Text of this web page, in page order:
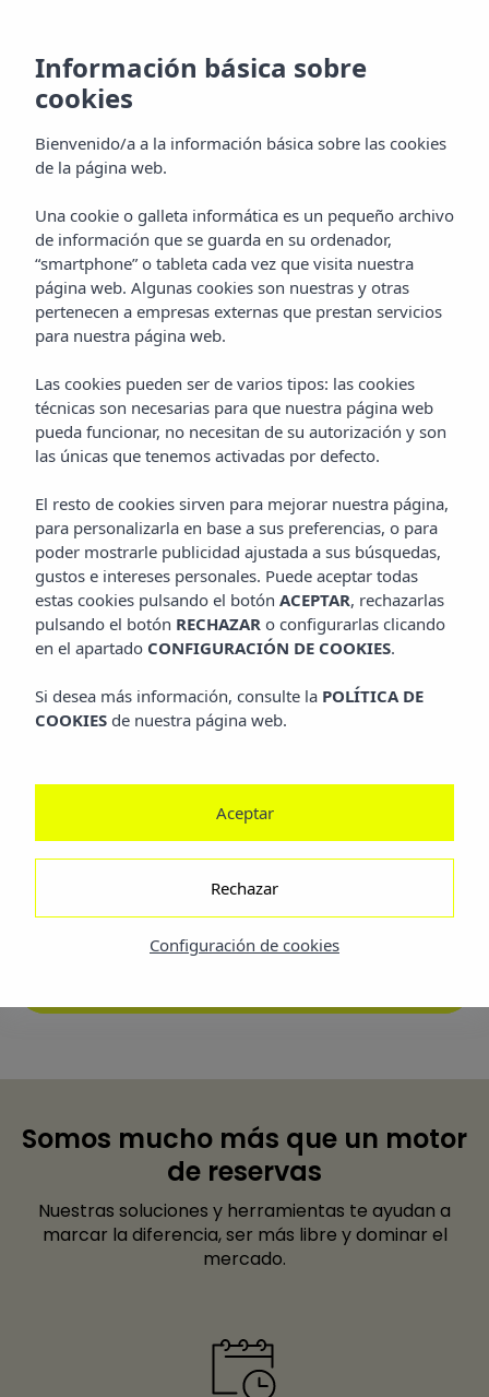
¿Estás listo?
Pide una propuesta para incrementar tus ventas
sin compromiso
a través de nuestra web mediante su tratamiento como
legal. Podrá acceder, rectificar y suprimir los datos así como otros
Somos mucho más que un motor
de reservas
Nuestras soluciones y herramientas te ayudan a
marcar la diferencia, ser más libre y dominar el
mercado.
Información básica sobre
cookies
Bienvenido/a a la información básica sobre las cookies
de la página web.
Una cookie o galleta informática es un pequeño archivo
de información que se guarda en su ordenador,
“smartphone” o tableta cada vez que visita nuestra
página web. Algunas cookies son nuestras y otras
pertenecen a empresas externas que prestan servicios
para nuestra página web.
Las cookies pueden ser de varios tipos: las cookies
técnicas son necesarias para que nuestra página web
pueda funcionar, no necesitan de su autorización y son
las únicas que tenemos activadas por defecto.
El resto de cookies sirven para mejorar nuestra página,
para personalizarla en base a sus preferencias, o para
poder mostrarle publicidad ajustada a sus búsquedas,
gustos e intereses personales. Puede aceptar todas
estas cookies pulsando el botón ACEPTAR, rechazarlas
pulsando el botón RECHAZAR o configurarlas clicando
en el apartado CONFIGURACIÓN DE COOKIES.
Si desea más información, consulte la POLÍTICA DE
COOKIES de nuestra página web.
Configuración de cookies
Rechazar
Aceptar